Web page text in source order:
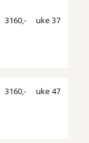
PRIS START
3160,- uke 37
3160,- uke 47